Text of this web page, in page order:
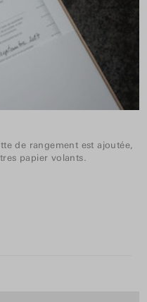
de rangement est ajoutée,
papier volants.